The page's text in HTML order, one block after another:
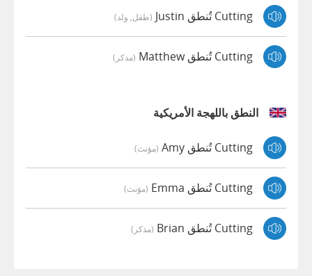
Cutting تُنطق Justin (طفل, ولد)
Cutting تُنطق Matthew (مذكر)
النطق باللهجة الأمريكية
Cutting تُنطق Amy (مؤنث)
Cutting تُنطق Emma (مؤنث)
Cutting تُنطق Brian (مذكر)